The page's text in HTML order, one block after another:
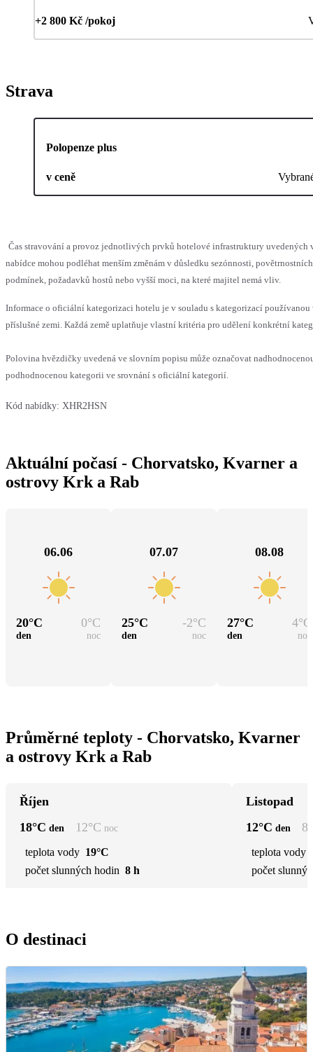
+2 800 Kč /pokoj
Strava
Polopenze plus
v ceně
Čas stravování a provoz jednotlivých prvků hotelové infrastruktury uvedených
nabídce mohou podléhat menším změnám v důsledku sezónnosti, povětrnostních
podmínek, požadavků hostů nebo vyšší moci, na které majitel nemá vliv.
Informace o oficiální kategorizaci hotelu je v souladu s kategorizací používanou
příslušné zemi. Každá země uplatňuje vlastní kritéria pro udělení konkrétní
Polovina hvězdičky uvedená ve slovním popisu může označovat
podhodnocenou kategorii ve srovnání s oficiální kategorií.
Kód nabídky: XHR2HSN
Aktuální počasí - Chorvatsko, Kvarner a
ostrovy Krk a Rab
06.06
20°C 0°C
den noc
07.07
25°C -2°C
den noc
08.08
27°C 4°C
den noc
Průměrné teploty - Chorvatsko, Kvarner
a ostrovy Krk a Rab
Říjen
18°C den 12°C noc
teplota vody 19°C
počet slunných hodin 8 h
Listopad
12°C den 8
teplota vody
počet
O destinaci